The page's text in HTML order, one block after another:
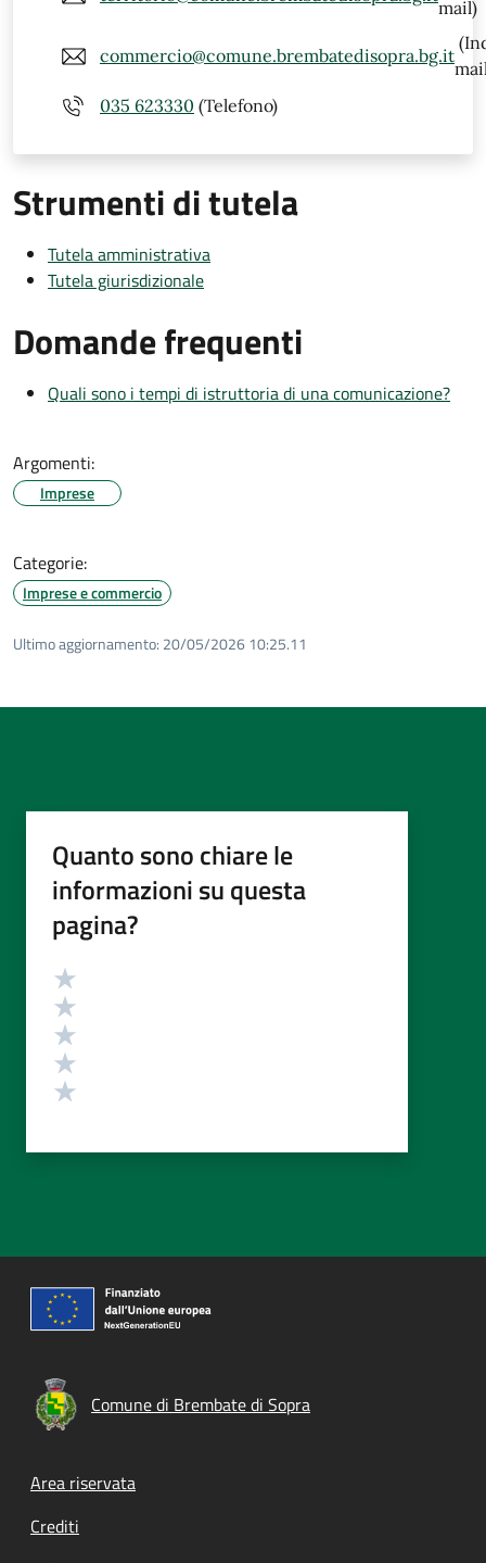
mail)
commercio@comune.brembatedisopra.bg.it
035 623330 (Telefono)
Strumenti di tutela
Tutela amministrativa
Tutela giurisdizionale
Domande frequenti
Quali sono i tempi di istruttoria di una comunicazione?
Argomenti:
Imprese
Categorie:
Imprese e commercio
Ultimo aggiornamento: 20/05/2026 10:25.11
Quanto sono chiare le
informazioni su questa
pagina?
Valutazione
Comune di Brembate di Sopra
Footer menu
Area riservata
Crediti